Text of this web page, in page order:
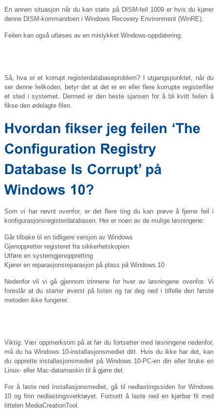
En annen situasjon når du kan støte på DISM-feil 1009 er hvis du kjører
denne DISM-kommandoen i Windows Recovery Environment (WinRE):
Feilen kan også utløses av en mislykket Windows-oppdatering.
Så, hva er et korrupt registerdatabaseproblem? I utgangspunktet, når du
ser denne feilkoden, betyr det at det er en eller flere korrupte registerfiler
et sted i systemet. Dermed er den beste sjansen for å bli kvitt feilen å
fikse den ødelagte filen.
Som vi har nevnt ovenfor, er det flere ting du kan prøve å fjerne feil i
konfigurasjonsregisterdatabasen. Her er noen av de mulige løsningene:
Går tilbake til en tidligere versjon av Windows
Gjenoppretter registeret fra sikkerhetskopien
Utføre en systemgjenoppretting
Kjører en reparasjonsreparasjon på plass på Windows 10
Nedenfor vil vi gå gjennom trinnene for hver av løsningene ovenfor. Vi
foreslår at du starter øverst på listen og tar deg ned i tilfelle den første
metoden ikke fungerer.
Viktig: Vær oppmerksom på at før du fortsetter med løsningene nedenfor,
må du ha Windows 10-installasjonsmediet ditt. Hvis du ikke har det, kan
du opprette installasjonsmediet på Windows 10-PC-en din eller bruke en
Linux- eller Mac-datamaskin til å gjøre det.
For å laste ned installasjonsmediet, gå til nedlastingssiden for Windows
10 og finn nedlastingsverktøyet. Fortsett å laste ned en kjørbar fil med
tittelen MediaCreationTool.